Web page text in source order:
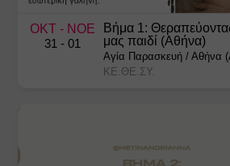
ΟΚΤ
- ΝΟΕ
31 - 01
Βήμα 1:
μας παιδί (Αθήνα)
Αγία Παρασκευή /Αθήνα
ΚΕ.ΘΕ.ΣΥ.